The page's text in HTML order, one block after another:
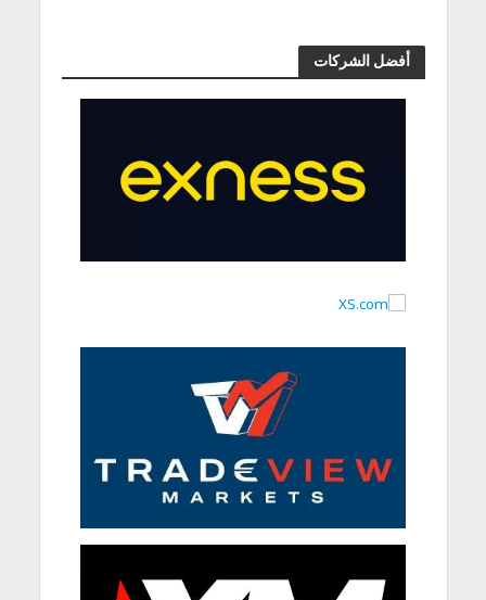
أفضل الشركات